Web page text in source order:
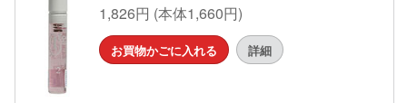
1,826円 (本体1,660円)
お買物かごに入れる 詳細